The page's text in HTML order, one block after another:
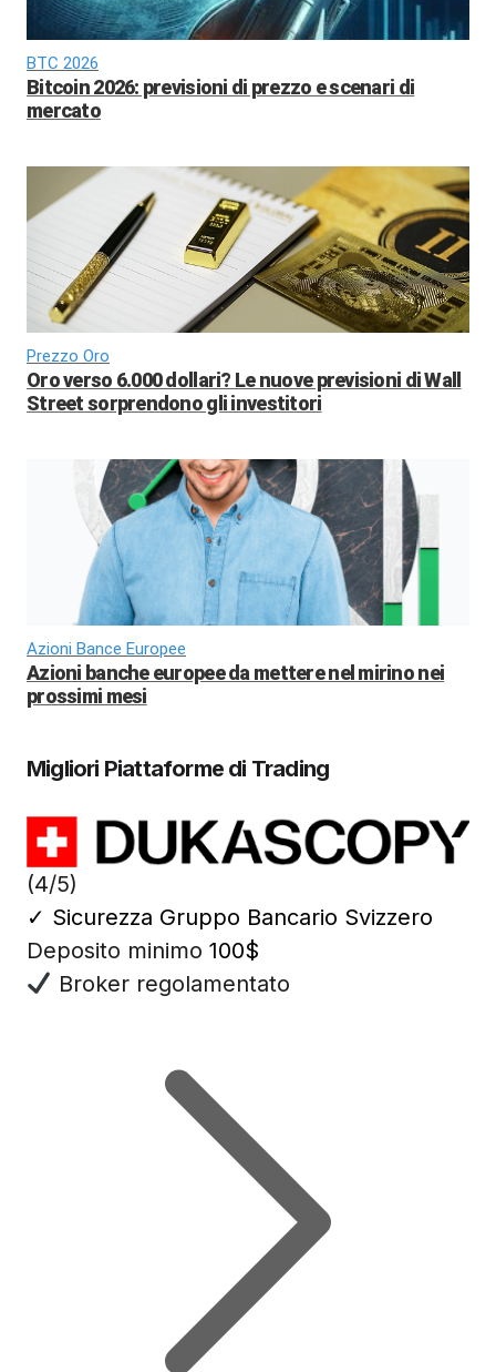
BTC 2026
Bitcoin 2026: previsioni di prezzo e scenari di
mercato
Prezzo Oro
Oro verso 6.000 dollari? Le nuove previsioni di Wall
Street sorprendono gli investitori
Azioni Bance Europee
Azioni banche europee da mettere nel mirino nei
prossimi mesi
Migliori Piattaforme di Trading
(4/5)
✓ Sicurezza Gruppo Bancario Svizzero
Deposito minimo 100$
Broker regolamentato